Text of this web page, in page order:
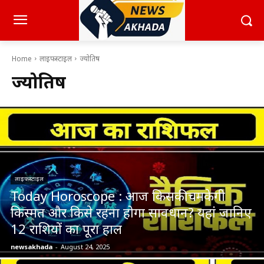
Home लाइफस्टाइल ज्योतिष
ज्योतिष
लाइफस्टाइल
Today Horoscope : आज किसकी चमकेगी
किस्मत और किसे रहना होगा सावधान? यहां जानिए
12 राशियों का पूरा हाल
newsakhada - August 24, 2025